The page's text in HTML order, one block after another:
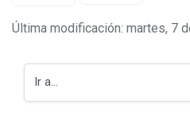
Última modificación: martes, 7
Ir a...